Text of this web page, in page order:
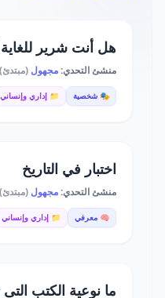
هل أنت شرير
منشئ التحدي:مجهول (مبتدئ)
🎭 شخصية 📁 إداري وإنساني
اختبار في التاريخ
منشئ التحدي:مجهول (مبتدئ)
🧠 معرفي 📁 إداري وإنساني
ما نوعية الكتب التى